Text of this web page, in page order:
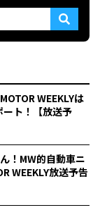
WEEKLYは
ト！【放送予
！MW的自動車ニ
WEEKLY放送予告